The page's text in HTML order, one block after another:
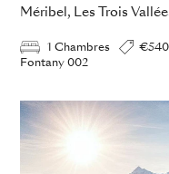
Méribel, Les Trois
1 Chambres
Fontany 002